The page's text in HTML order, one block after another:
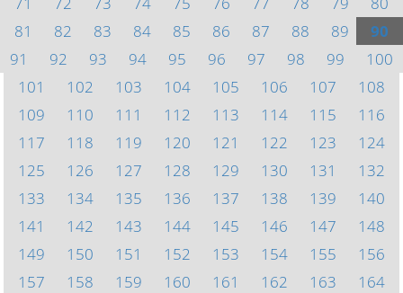
81
82 83 84 85 86 87 88 89
90
91
92 93 94 95 96 97 98 99
100
101
102 103 104 105 106 107
108
109
110 111 112 113 114 115
116
117
118 119 120 121 122 123
124
125
126 127 128 129 130 131
132
133
134 135 136 137 138 139
140
141
142 143 144 145 146 147
148
149
150 151 152 153 154 155
156
157
158 159 160 161 162 163
164